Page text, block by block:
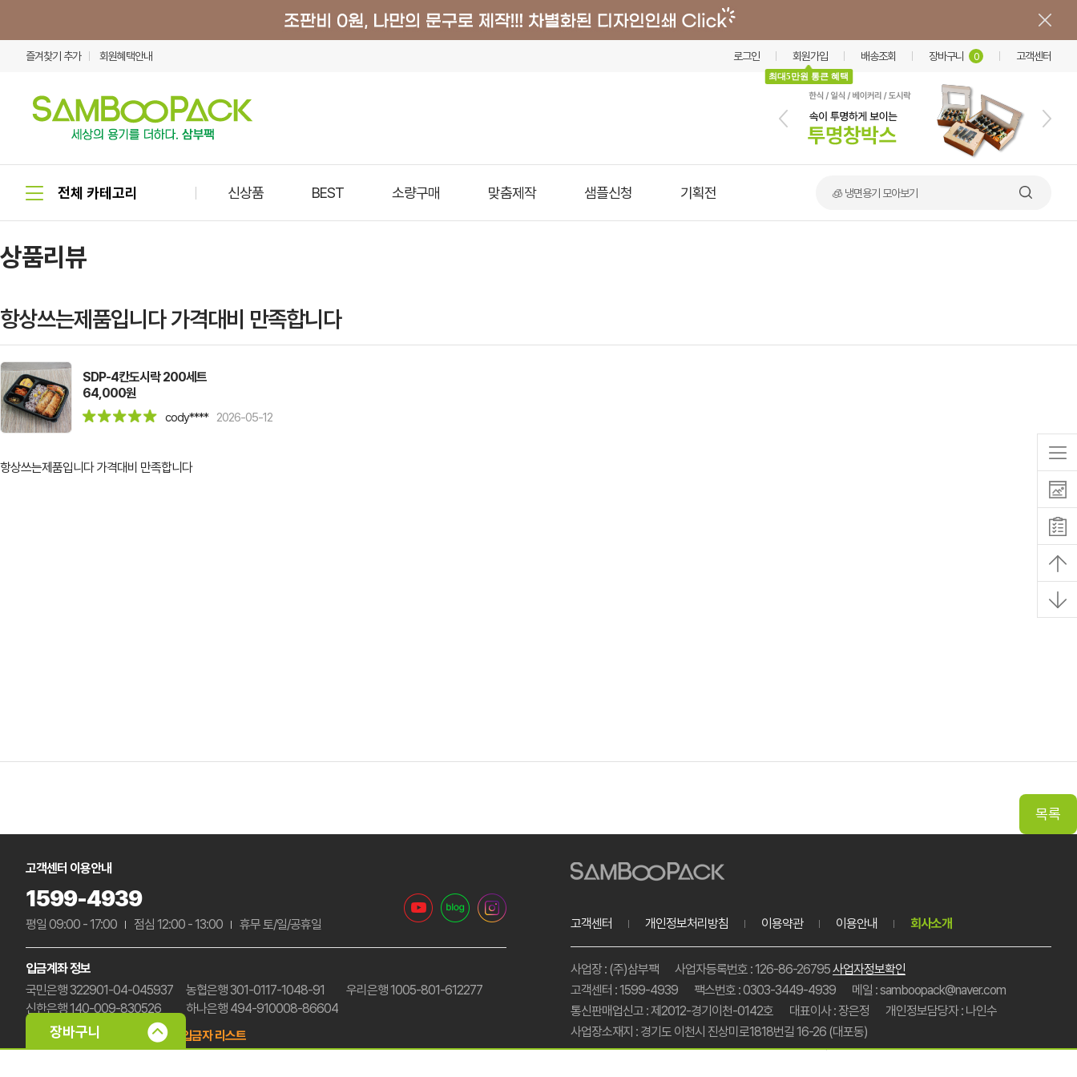
즐겨찾기 추가 회원혜택안내 로그인 회원가입
최대5만원 통큰 혜택
배송조회 장바구니 0 고객센터
신상품 BEST 소량구매 맞춤제작 샘플신청 기획전 🧊 냉면용기 모아보기
상품리뷰
항상쓰는제품입니다 가격대비 만족합니다
SDP-4칸도시락 200세트
64,000원
cody**** 2026-05-12
항상쓰는제품입니다 가격대비 만족합니다
고객센터 이용안내
1599-4939
평일 09:00 - 17:00 점심 12:00 - 13:00 휴무 토/일/공휴일
입금계좌 정보
국민은행 322901-04-045937
농협은행 301-0117-1048-91
우리은행 1005-801-612277
신한은행 140-009-830526
하나은행 494-910008-86604
예금주 : (주)삼부팩
미확인 입금자 리스트
고객센터 개인정보처리방침 이용약관 이용안내 회사소개
사업장 : (주)삼부팩 사업자등록번호 : 126-86-26795사업자정보확인
고객센터 : 1599-4939
팩스번호 : 0303-3449-4939
메일 : samboopack@naver.com
통신판매업신고 : 제2012-경기이천-0142호
대표이사 : 장은정
개인정보담당자 : 나인수
사업장소재지 : 경기도 이천시 진상미로1818번길 16-26 (대포동)